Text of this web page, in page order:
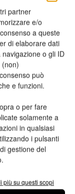
partner
e/o
a queste
di elaborare dati
o gli ID
può
e funzioni.
o per fare
solamente a
in qualsiasi
i pulsanti
gestione del
più su questi scopi
per
fantasia, perché
gli altri non
parere, non
la nostra
Spesso in
non ha nulla
e della
delle
Ferrari